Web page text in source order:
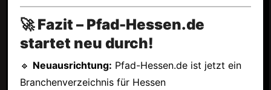
🚀 Fazit – Pfad-Hessen.de
startet neu durch!
🔹 Neuausrichtung: Pfad-Hessen.de ist jetzt ein
Branchenverzeichnis für Hessen